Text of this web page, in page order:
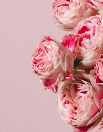
お花をベストな
指定はできませ
マトのアプリか
Q. 注文後にキ
ご注文後一定時